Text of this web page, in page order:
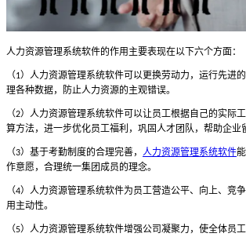
人力资源管理系统软件的作用主要表现在以下六个方面：
（1）人力资源管理系统软件可以更换劳动力，运行先进
理各种数据，防止人力资源的主观错误。
（2）人力资源管理系统软件可以让员工根据自己的实际
算方法，进一步优化员工福利，巩固人才团队，帮助企业
（3）基于考勤制度的合理完善， 人力资源管理系统软件
作意愿，合理统一集团成员的理念。
（4）人力资源管理系统软件为员工营造公平、向上、竞
用主动性。
（5）人力资源管理系统软件增强公司凝聚力，使全体员工